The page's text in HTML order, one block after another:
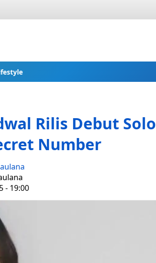
Rilis Debut Solo
Number
- 19:00